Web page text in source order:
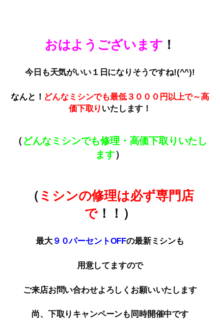
おはようございます ！
今日も天気がいい１日になりそうですね!(^^)!
なんと！ どんなミシンでも最低３０００円以上で～高
価下取り いたします！
（ どんなミシンでも修理・高価下取りいたし
ます）
（ ミシンの修理は必ず専門店
で！！）
最大９０パーセントOFFの最新ミシンも
用意してますので
ご来店お問い合わせよろしくお願いいたします
尚、下取りキャンペーンも同時開催中です